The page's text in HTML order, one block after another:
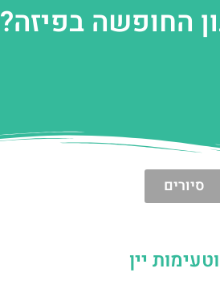
החופשה בפיזה?
סיורים
יין